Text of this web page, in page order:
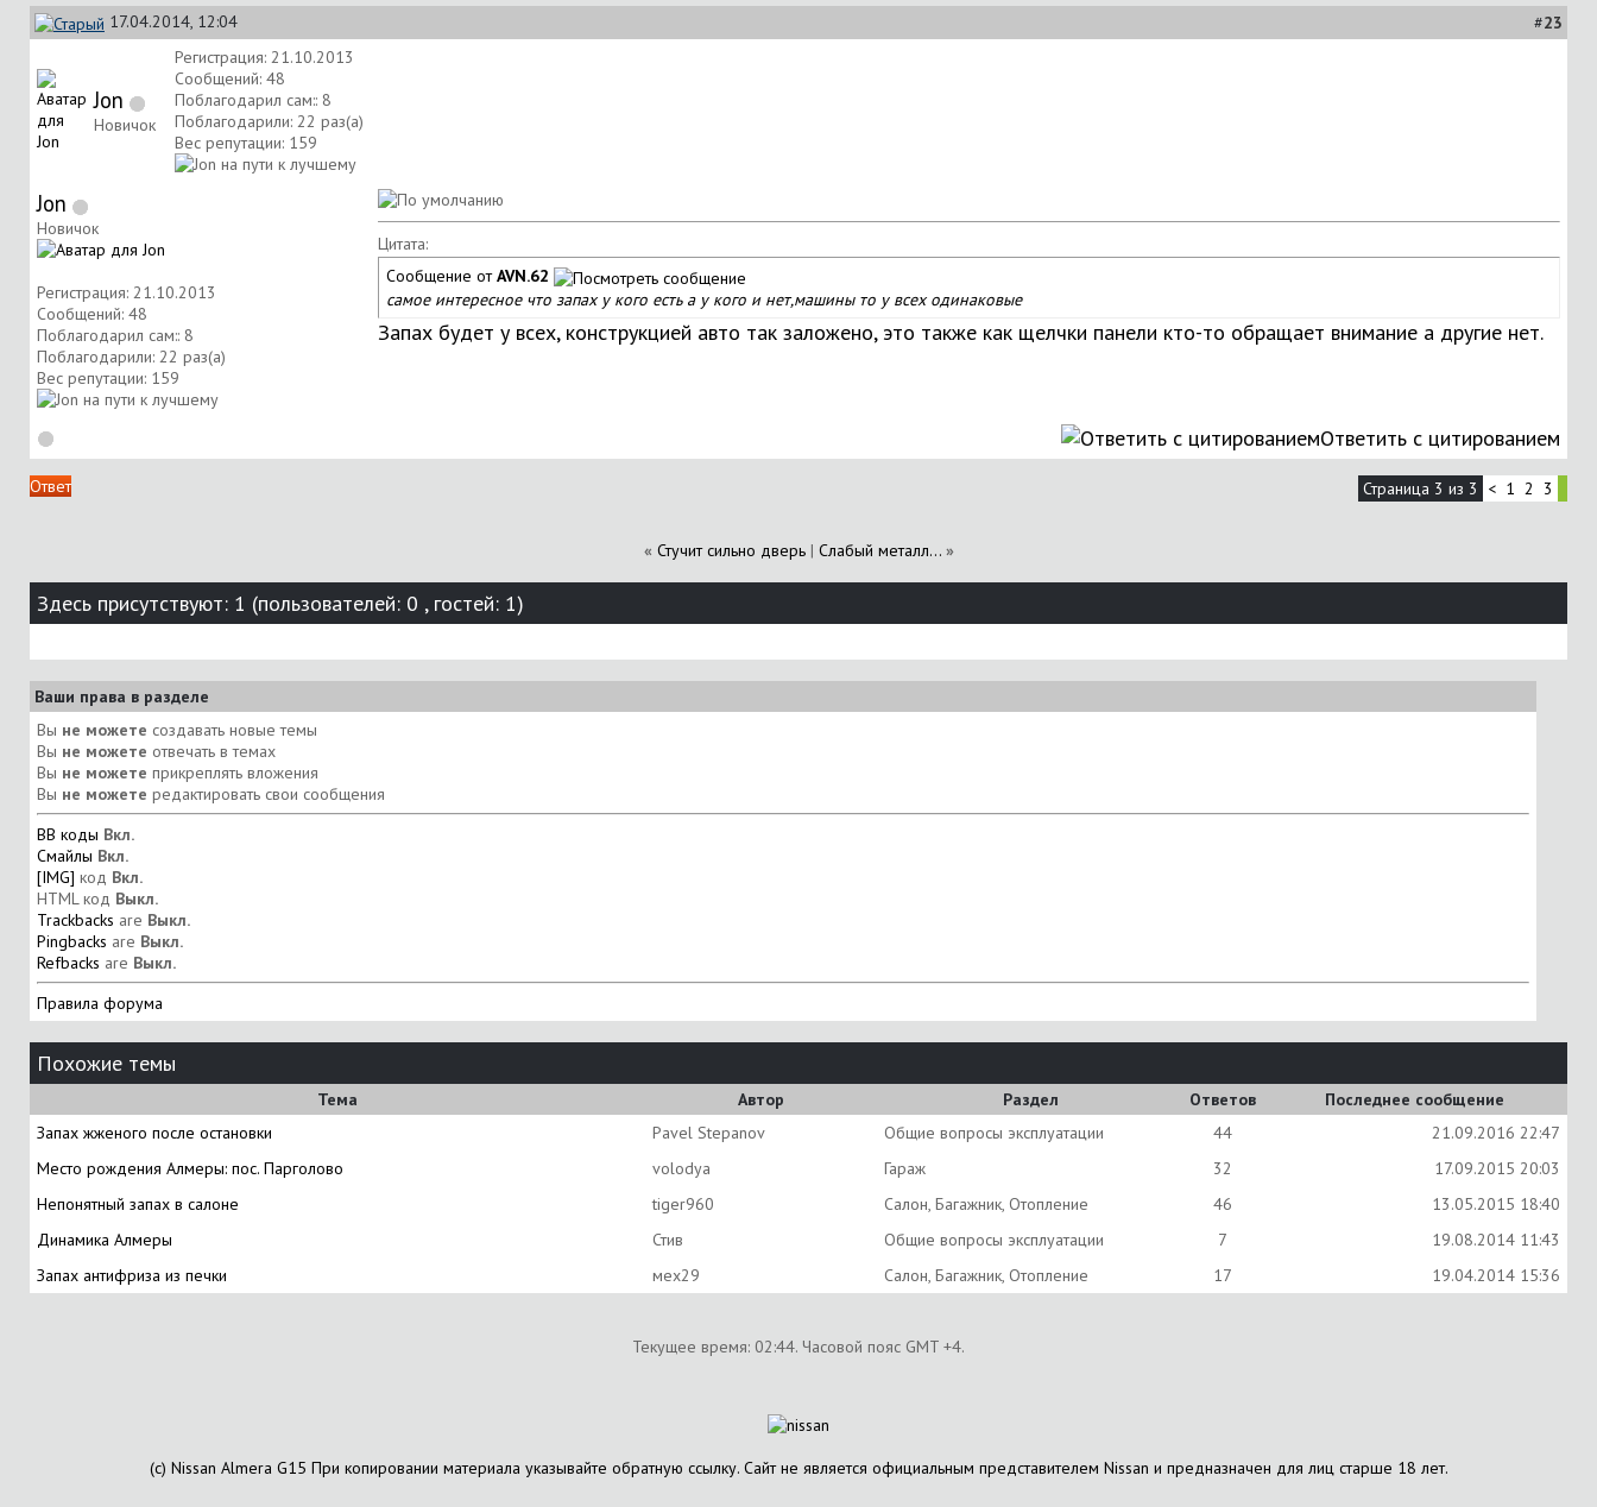
17.04.2014, 12:04 #23
Jon
Новичок
Регистрация: 21.10.2013
Сообщений: 48
Поблагодарил сам:: 8
Поблагодарили: 22 раз(а)
Вес репутации: 159
Jon
Новичок
Регистрация: 21.10.2013
Сообщений: 48
Поблагодарил сам:: 8
Поблагодарили: 22 раз(а)
Вес репутации: 159
Цитата:
Сообщение отAVN.62
самое интересное что запах у кого есть а у кого и нет,машины то у всех одинаковые
Запах будет у всех, конструкцией авто так заложено, это также как щелчки панели кто-то обращает внимание а другие нет.
Ответить с цитированием
Ответ Страница 3 из 3 < 1 2 3
« Стучит сильно дверь| Слабый металл... »
Здесь присутствуют: 1 (пользователей: 0 , гостей: 1)
Ваши права в разделе
Вы не можете создавать новые темы
Вы не можете отвечать в темах
Вы не можете прикреплять вложения
Вы не можете редактировать свои сообщения
BB коды Вкл.
Смайлы Вкл.
[IMG] код Вкл.
HTML код Выкл.
Trackbacks are Выкл.
Pingbacks are Выкл.
Refbacks are Выкл.
Правила форума
Похожие темы
Тема Автор Раздел Ответов
Последнее сообщение
Запах жженого после остановки
Pavel Stepanov Общие вопросы эксплуатации 44 21.09.2016 22:47
Место рождения Алмеры: пос. Парголово
volodya Гараж 32 17.09.2015 20:03
Непонятный запах в салоне
tiger960 Салон, Багажник, Отопление 46 13.05.2015 18:40
Динамика Алмеры
Стив Общие вопросы эксплуатации 7 19.08.2014 11:43
Запах антифриза из печки
мех29 Салон, Багажник, Отопление 17 19.04.2014 15:36
Текущее время: 02:44. Часовой пояс GMT +4.
(с) Nissan Almera G15 При копировании материала указывайте обратную ссылку. Сайт не является официальным представителем Nissan и предназначен для лиц старше 18 лет.